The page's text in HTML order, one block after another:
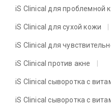
iS Clinical для проблемной
iS Clinical для сухой кожи
iS Clinical для
iS Clinical против акне
iS Clinical сыворотка с
iS Clinical сыворотка с